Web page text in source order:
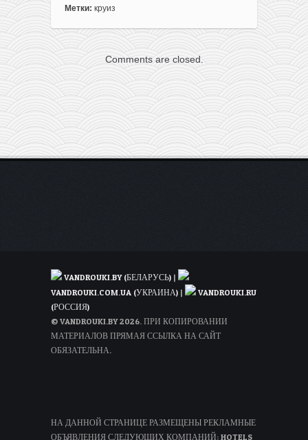
Ноябрь,
Франция
—
Италия
ночь)
едой
и
Метки: круиз
Comments are closed.
VANDROUKI.BY (БЕЛАРУСЬ) |
VANDROUKI.COM.UA (УКРАИНА) |
VANDROUKI.RU
(РОССИЯ)
© VANDROUKI.BY 2026. ПРИ КОПИРОВАНИИ
МАТЕРИАЛОВ ПРЯМАЯ ССЫЛКА НА САЙТ
ОБЯЗАТЕЛЬНА.
НА ДАННОЙ СТРАНИЦЕ РАЗМЕЩЕНЫ РЕКЛАМНЫЕ
ОБЪЯВЛЕНИЯ СЛЕДУЮЩИХ КОМПАНИЙ: HOTELS